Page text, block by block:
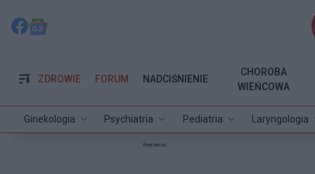
ZDROWIE
Ginekologia Psychiatria Pediatria Laryngologia
FORUM NADCIŚNIENIE
CHOROBA
WIEŃCOWA
Reklama: